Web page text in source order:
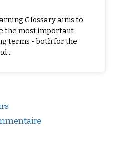
Glossary aims to
the most important
terms - both for the